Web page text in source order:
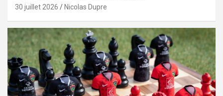
30 juillet 2026 Nicolas Dupre